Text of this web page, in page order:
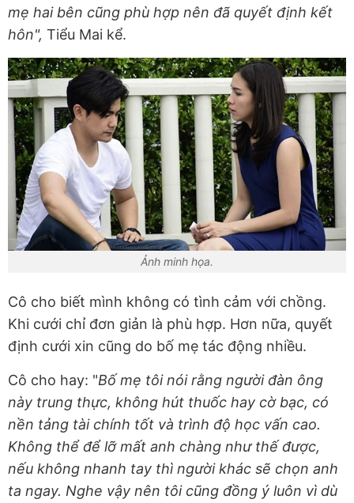
mẹ hai bên cũng phù hợp nên đã quyết định kết
hôn", Tiểu Mai kể.
Ảnh minh họa.
Cô cho biết mình không có tình cảm với chồng.
Khi cưới chỉ đơn giản là phù hợp. Hơn nữa, quyết
định cưới xin cũng do bố mẹ tác động nhiều.
Cô cho hay: "Bố mẹ tôi nói rằng người đàn ông
này trung thực, không hút thuốc hay cờ bạc, có
nền tảng tài chính tốt và trình độ học vấn cao.
Không thể để lỡ mất anh chàng như thế được,
nếu không nhanh tay thì người khác sẽ chọn anh
ta ngay. Nghe vậy nên tôi cũng đồng ý luôn vì dù